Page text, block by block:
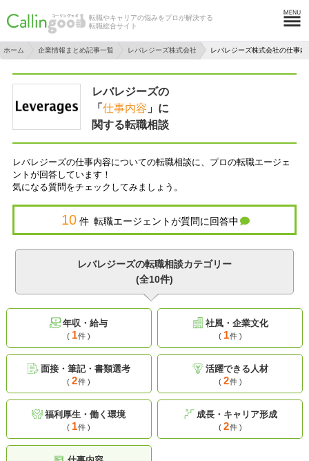
転職やキャリアの悩みをプロが解決する
転職総合サイト
ホーム 企業情報まとめ記事一覧 レバレジーズ株式会社 レバレジーズ株式会社の仕事内
レバレジーズの
「 仕事内容 」に
関する転職相談
レバレジーズの仕事内容についての転職相談に、プロの転職エージェ
ントが回答しています！
気になる質問をチェックしてみましょう。
10 件 転職エージェントが質問に回答中
レバレジーズの転職相談カテゴリー
(全10件)
年収・給与
( 1件 )
社風・企業文化
( 1件 )
面接・筆記・書類選考
(2件 )
活躍できる人材
( 2件 )
福利厚生・働く環境
( 1件 )
成長・キャリア形成
( 2件 )